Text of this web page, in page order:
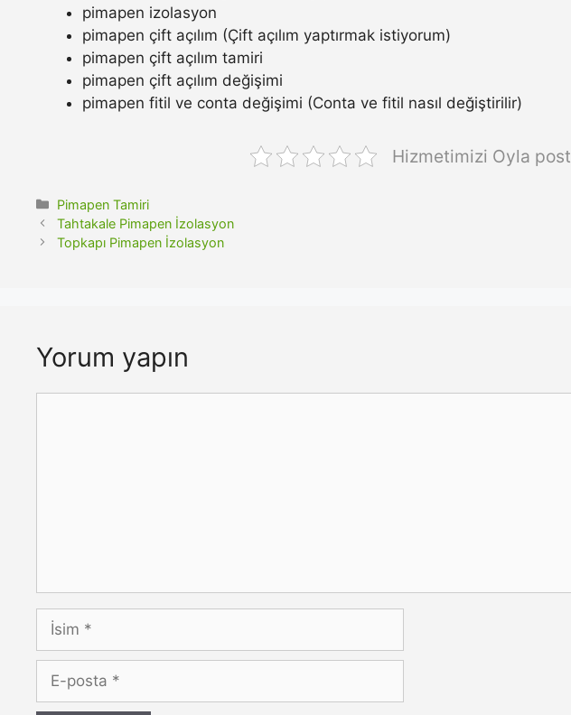
pimapen izolasyon
pimapen çift açılım (Çift açılım yaptırmak istiyorum)
pimapen çift açılım tamiri
pimapen çift açılım değişimi
pimapen fitil ve conta değişimi (Conta ve fitil nasıl değiştirilir)
Hizmetimizi Oyla post
Kategoriler
Pimapen Tamiri
Tahtakale Pimapen İzolasyon
Topkapı Pimapen İzolasyon
Yorum yapın
İsim
posta